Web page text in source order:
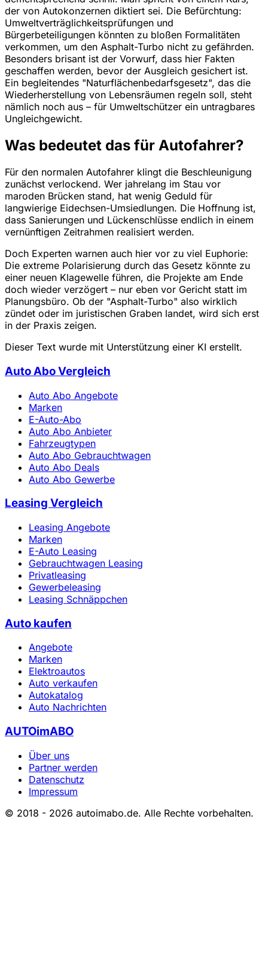
der von Autokonzernen diktiert sei. Die Befürchtung:
Umweltverträglichkeitsprüfungen und
Bürgerbeteiligungen könnten zu bloßen Formalitäten
verkommen, um den Asphalt-Turbo nicht zu gefährden.
Besonders brisant ist der Vorwurf, dass hier Fakten
geschaffen werden, bevor der Ausgleich gesichert ist.
Ein begleitendes "Naturflächenbedarfsgesetz", das die
Wiederherstellung von Lebensräumen regeln soll, steht
nämlich noch aus – für Umweltschützer ein untragbares
Ungleichgewicht.
Was bedeutet das für Autofahrer?
Für den normalen Autofahrer klingt die Beschleunigung
zunächst verlockend. Wer jahrelang im Stau vor
maroden Brücken stand, hat wenig Geduld für
langwierige Eidechsen-Umsiedlungen. Die Hoffnung ist,
dass Sanierungen und Lückenschlüsse endlich in einem
vernünftigen Zeitrahmen realisiert werden.
Doch Experten warnen auch hier vor zu viel Euphorie:
Die extreme Polarisierung durch das Gesetz könnte zu
einer neuen Klagewelle führen, die Projekte am Ende
doch wieder verzögert – nur eben vor Gericht statt im
Planungsbüro. Ob der "Asphalt-Turbo" also wirklich
zündet oder im juristischen Graben landet, wird sich erst
in der Praxis zeigen.
Dieser Text wurde mit Unterstützung einer KI erstellt.
Auto Abo Vergleich
Auto Abo Angebote
Marken
E-Auto-Abo
Auto Abo Anbieter
Fahrzeugtypen
Auto Abo Gebrauchtwagen
Auto Abo Deals
Auto Abo Gewerbe
Leasing Vergleich
Leasing Angebote
Marken
E-Auto Leasing
Gebrauchtwagen Leasing
Privatleasing
Gewerbeleasing
Leasing Schnäppchen
Auto kaufen
Angebote
Marken
Elektroautos
Auto verkaufen
Autokatalog
Auto Nachrichten
AUTOimABO
Über uns
Partner werden
Datenschutz
Impressum
© 2018 - 2026 autoimabo.de. Alle Rechte vorbehalten.